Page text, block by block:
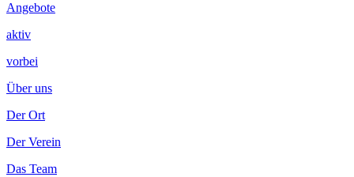
Angebote
aktiv
vorbei
Über uns
Der Ort
Der Verein
Das Team